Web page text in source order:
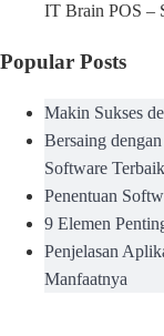
IT Brain POS –
Popular Posts
Makin Sukses
Bersaing
Software
Penentuan
9 Elemen
Penjelasan
Manfaatnya